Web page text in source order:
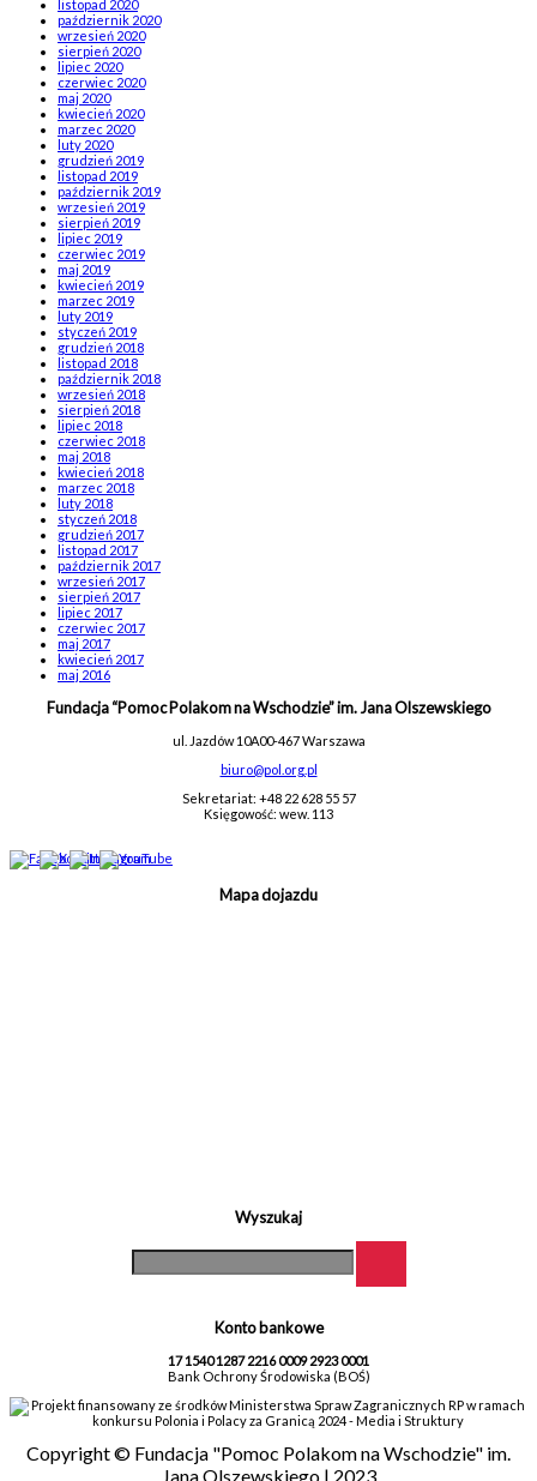
listopad 2020
październik 2020
wrzesień 2020
sierpień 2020
lipiec 2020
czerwiec 2020
maj 2020
kwiecień 2020
marzec 2020
luty 2020
grudzień 2019
listopad 2019
październik 2019
wrzesień 2019
sierpień 2019
lipiec 2019
czerwiec 2019
maj 2019
kwiecień 2019
marzec 2019
luty 2019
styczeń 2019
grudzień 2018
listopad 2018
październik 2018
wrzesień 2018
sierpień 2018
lipiec 2018
czerwiec 2018
maj 2018
kwiecień 2018
marzec 2018
luty 2018
styczeń 2018
grudzień 2017
listopad 2017
październik 2017
wrzesień 2017
sierpień 2017
lipiec 2017
czerwiec 2017
maj 2017
kwiecień 2017
maj 2016
Fundacja “Pomoc Polakom na Wschodzie” im. Jana Olszewskiego
ul. Jazdów 10A00-467 Warszawa
biuro@pol.org.pl
Sekretariat: +48 22 628 55 57
Księgowość: wew. 113
Mapa dojazdu
Wyszukaj
Konto bankowe
17 1540 1287 2216 0009 2923 0001
Bank Ochrony Środowiska (BOŚ)
Projekt finansowany ze środków Ministerstwa Spraw Zagranicznych RP w ramach
konkursu Polonia i Polacy za Granicą 2024 - Media i Struktury
Copyright © Fundacja "Pomoc Polakom na Wschodzie" im.
Jana Olszewskiego | 2023